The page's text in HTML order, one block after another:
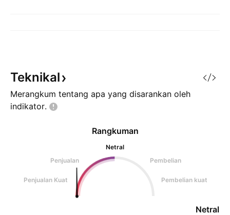
Teknikal
Merangkum tentang apa yang disarankan oleh
indikator.
Rangkuman
Netral
Penjualan
Pembelian
Penjualan Kuat Pembelian kuat
Netral